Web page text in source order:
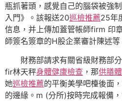
瓶抓著頭，感覺自己的腦袋被強
入門》。該報送20巡檢推薦25年
信息，并上傳加蓋管帳師firm 印
師簽名簽章的H股企業審計陳述等
財務部請求有關省級財務部
fir林天秤身體健康檢查 ，那供膳
她巡檢推薦的平衡美學吧檯後面
的邊緣。m (分所)按時完成報備